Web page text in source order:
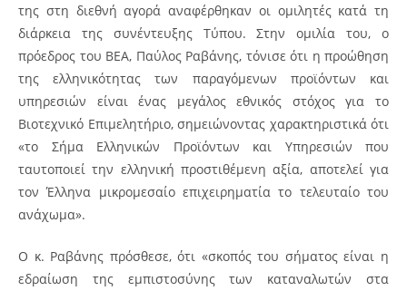
της στη διεθνή αγορά αναφέρθηκαν οι ομιλητές κατά τη
διάρκεια της συνέντευξης Τύπου. Στην ομιλία του, ο
πρόεδρος του ΒΕΑ, Παύλος Ραβάνης, τόνισε ότι η προώθηση
της ελληνικότητας των παραγόμενων προϊόντων και
υπηρεσιών είναι ένας μεγάλος εθνικός στόχος για το
Βιοτεχνικό Επιμελητήριο, σημειώνοντας χαρακτηριστικά ότι
«το Σήμα Ελληνικών Προϊόντων και Υπηρεσιών που
ταυτοποιεί την ελληνική προστιθέμενη αξία, αποτελεί για
τον Έλληνα μικρομεσαίο επιχειρηματία το τελευταίο του
ανάχωμα».
Ο κ. Ραβάνης πρόσθεσε, ότι «σκοπός του σήματος είναι η
εδραίωση της εμπιστοσύνης των καταναλωτών στα